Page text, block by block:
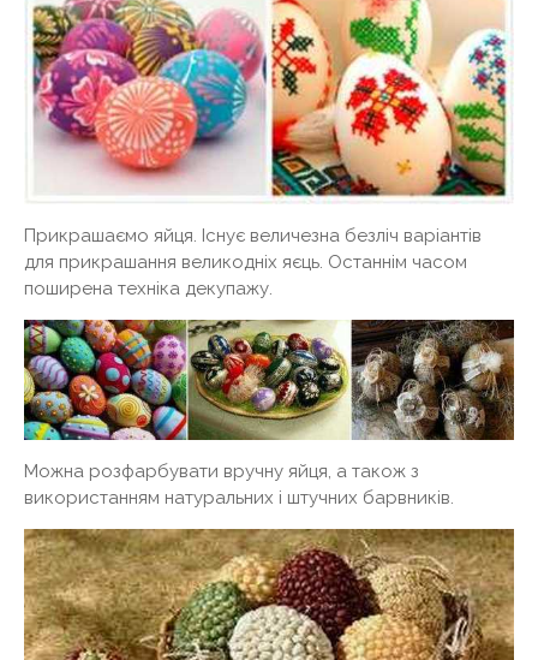
Прикрашаємо яйця. Існує величезна безліч варіантів
для прикрашання великодніх яєць. Останнім часом
поширена техніка декупажу.
Можна розфарбувати вручну яйця, а також з
використанням натуральних і штучних барвників.